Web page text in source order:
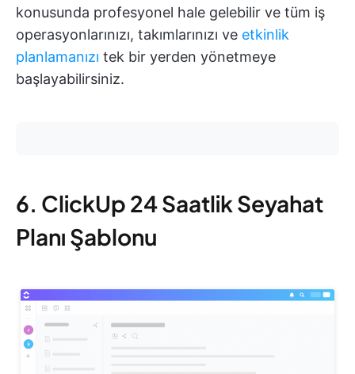
konusunda profesyonel hale gelebilir ve tüm iş
operasyonlarınızı, takımlarınızı ve etkinlik
planlamanızı tek bir yerden yönetmeye
başlayabilirsiniz.
6. ClickUp 24 Saatlik Seyahat
Planı Şablonu